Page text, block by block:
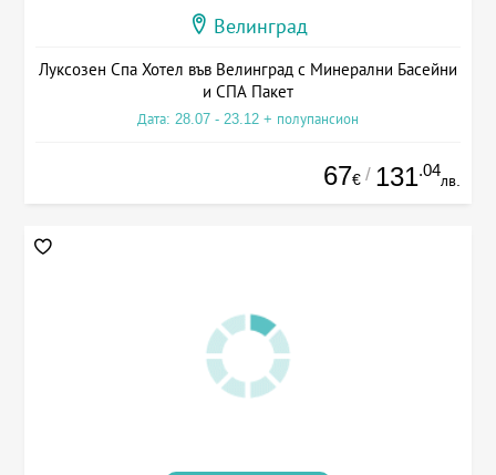
Велинград
Луксозен Спа Хотел във Велинград с Минерални Басейни
и СПА Пакет
Дата: 28.07 - 23.12 + полупансион
67€ / 131.04
лв.